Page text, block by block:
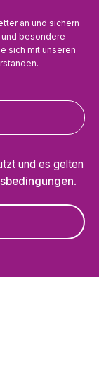
an und sichern
besondere
sich mit unseren
und es gelten
.